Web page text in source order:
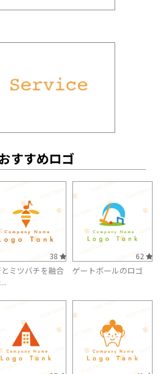
すすめロゴ
38
ミツバチを融合
62
ゲートボールのロゴ